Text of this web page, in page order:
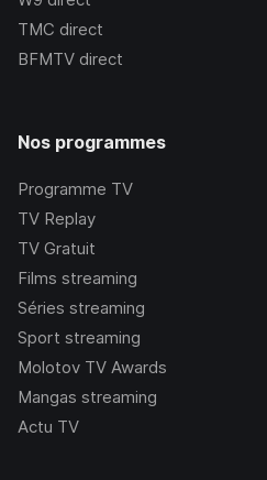
TMC direct
BFMTV direct
Nos programmes
Programme TV
TV Replay
TV Gratuit
Films streaming
Séries streaming
Sport streaming
Molotov TV Awards
Mangas streaming
Actu TV